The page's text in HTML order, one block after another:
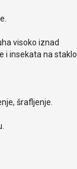
visoko iznad
i insekata na staklo.
šrafljenje.